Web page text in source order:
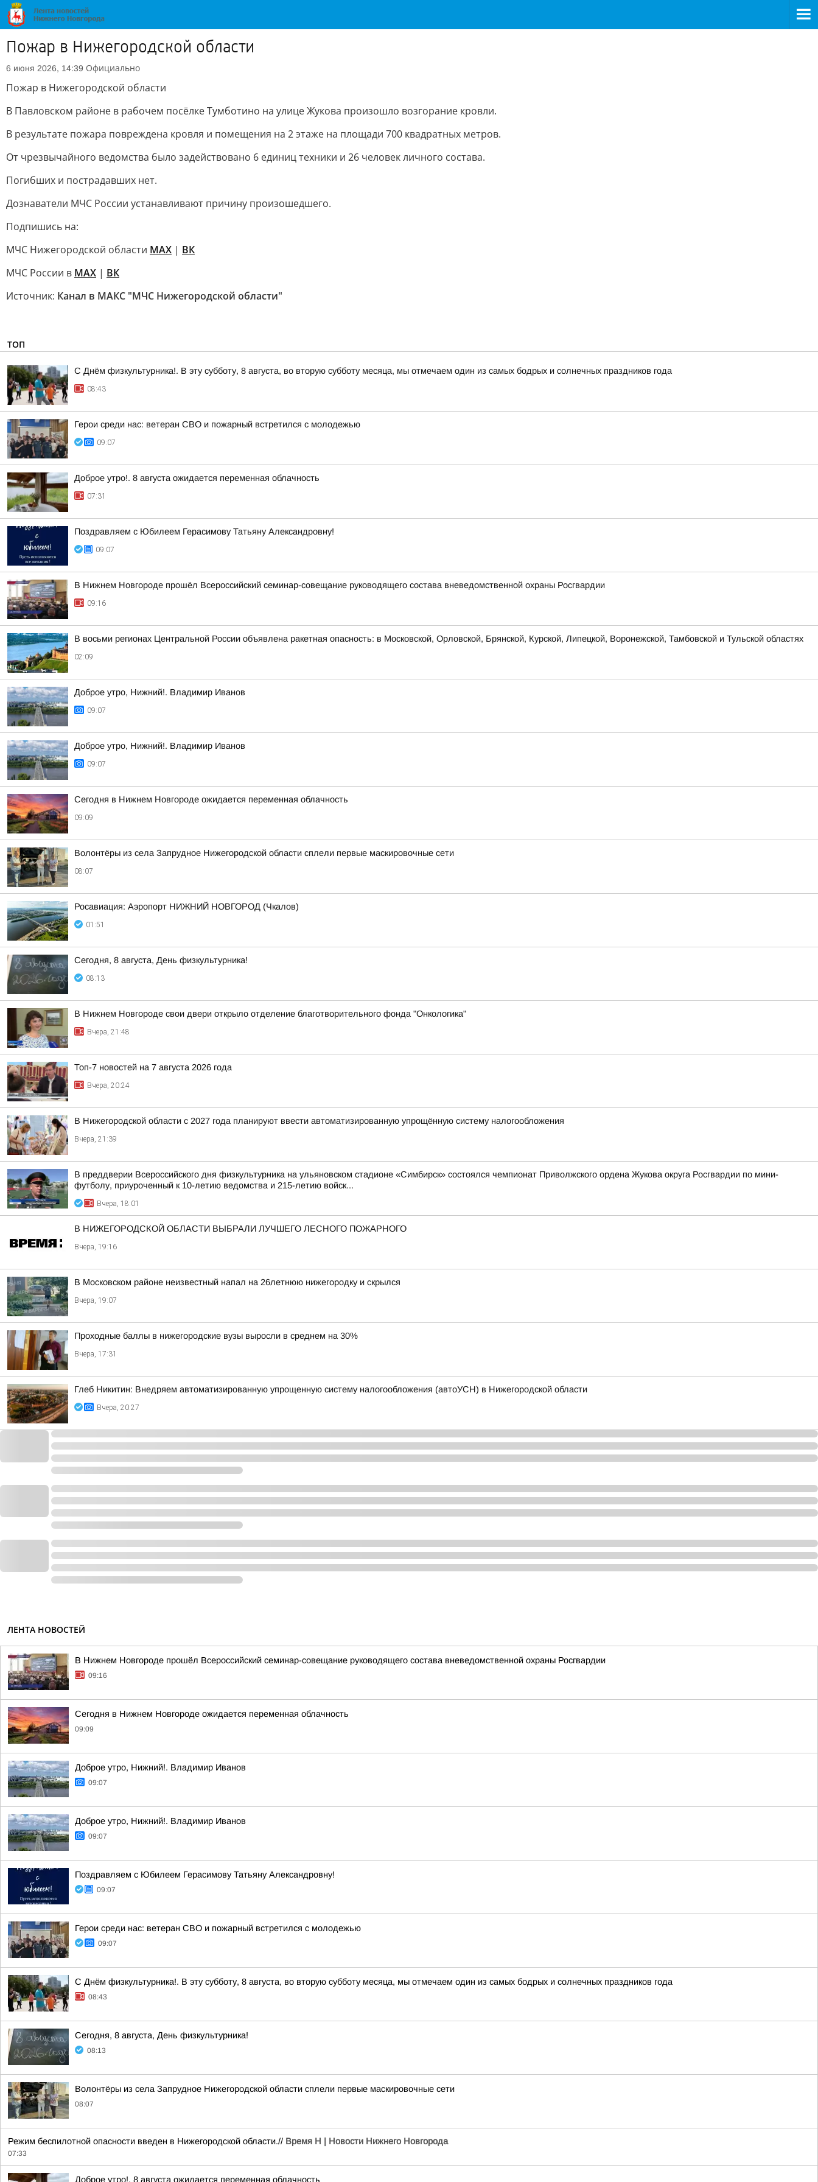
Пожар в Нижегородской области
6 июня 2026, 14:39 Официально
Пожар в Нижегородской области
В Павловском районе в рабочем посёлке Тумботино на улице Жукова произошло возгорание кровли.
В результате пожара повреждена кровля и помещения на 2 этаже на площади 700 квадратных метров.
От чрезвычайного ведомства было задействовано 6 единиц техники и 26 человек личного состава.
Погибших и пострадавших нет.
Дознаватели МЧС России устанавливают причину произошедшего.
Подпишись на:
МЧС Нижегородской области MAX | ВК
МЧС России в MAX | ВК
Источник: Канал в МАКС "МЧС Нижегородской области"
ТОП
С Днём физкультурника!. В эту субботу, 8 августа, во вторую субботу месяца, мы отмечаем один из самых бодрых и солнечных праздников года
08:43
Герои среди нас: ветеран СВО и пожарный встретился с молодежью
09:07
Доброе утро!. 8 августа ожидается переменная облачность
07:31
Поздравляем с Юбилеем Герасимову Татьяну Александровну!
09:07
В Нижнем Новгороде прошёл Всероссийский семинар-совещание руководящего состава вневедомственной охраны Росгвардии
09:16
В восьми регионах Центральной России объявлена ракетная опасность: в Московской, Орловской, Брянской, Курской, Липецкой, Воронежской, Тамбовской и Тульской областях
02:09
Доброе утро, Нижний!. Владимир Иванов
09:07
Доброе утро, Нижний!. Владимир Иванов
09:07
Сегодня в Нижнем Новгороде ожидается переменная облачность
09:09
Волонтёры из села Запрудное Нижегородской области сплели первые маскировочные сети
08:07
Росавиация: Аэропорт НИЖНИЙ НОВГОРОД (Чкалов)
01:51
Сегодня, 8 августа, День физкультурника!
08:13
В Нижнем Новгороде свои двери открыло отделение благотворительного фонда "Онкологика"
Вчера, 21:48
Топ-7 новостей на 7 августа 2026 года
Вчера, 20:24
В Нижегородской области с 2027 года планируют ввести автоматизированную упрощённую систему налогообложения
Вчера, 21:39
В преддверии Всероссийского дня физкультурника на ульяновском стадионе «Симбирск» состоялся чемпионат Приволжского ордена Жукова округа Росгвардии по мини-
футболу, приуроченный к 10-летию ведомства и 215-летию войск...
Вчера, 18:01
В НИЖЕГОРОДСКОЙ ОБЛАСТИ ВЫБРАЛИ ЛУЧШЕГО ЛЕСНОГО ПОЖАРНОГО
Вчера, 19:16
В Московском районе неизвестный напал на 26летнюю нижегородку и скрылся
Вчера, 19:07
Проходные баллы в нижегородские вузы выросли в среднем на 30%
Вчера, 17:31
Глеб Никитин: Внедряем автоматизированную упрощенную систему налогообложения (автоУСН) в Нижегородской области
Вчера, 20:27
ЛЕНТА НОВОСТЕЙ
В Нижнем Новгороде прошёл Всероссийский семинар-совещание руководящего состава вневедомственной охраны Росгвардии
09:16
Сегодня в Нижнем Новгороде ожидается переменная облачность
09:09
Доброе утро, Нижний!. Владимир Иванов
09:07
Доброе утро, Нижний!. Владимир Иванов
09:07
Поздравляем с Юбилеем Герасимову Татьяну Александровну!
09:07
Герои среди нас: ветеран СВО и пожарный встретился с молодежью
09:07
С Днём физкультурника!. В эту субботу, 8 августа, во вторую субботу месяца, мы отмечаем один из самых бодрых и солнечных праздников года
08:43
Сегодня, 8 августа, День физкультурника!
08:13
Волонтёры из села Запрудное Нижегородской области сплели первые маскировочные сети
08:07
Режим беспилотной опасности введен в Нижегородской области.// Время Н | Новости Нижнего Новгорода
07:33
Доброе утро!. 8 августа ожидается переменная облачность